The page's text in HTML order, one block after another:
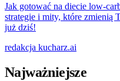
Jak gotować na diecie low-
strategie i mity, które zmienią
już dziś!
redakcja kucharz.ai
Najważniejsze